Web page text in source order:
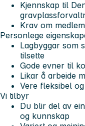
Kjennskap til
Krav om
Personlege
Lagbyggar som
tilsette
Gode evner til
Likar å arbeide
Vere fleksibel
Vi tilbyr
Du blir del av
og kunnskap